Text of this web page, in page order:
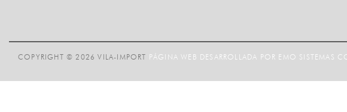
COPYRIGHT © 2026 VILA-IMPORT PÁGINA WEB DESARROLLADA POR EMO SISTEMAS